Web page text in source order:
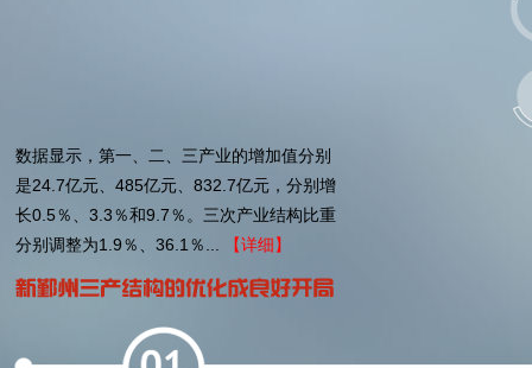
数据显示，第一、二、三产业的增加值分别
是24.7亿元、485亿元、832.7亿元，分别增
长0.5％、3.3％和9.7％。三次产业结构比重
分别调整为1.9％、36.1％...
【详细】